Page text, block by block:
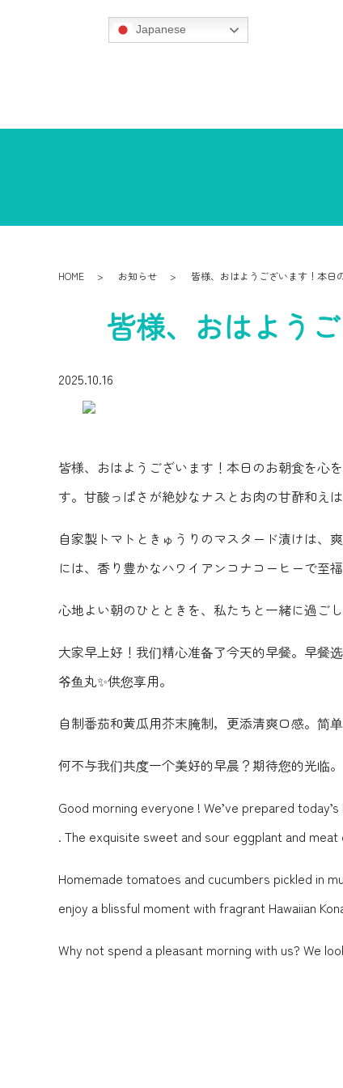
Japanese
HOME お知らせ 皆様、おはようございます！本日
皆様、おはよう
2025.10.16
皆様、おはようございます！本日のお朝食を心
す。甘酸っぱさが絶妙なナスとお肉の甘酢和え
自家製トマトときゅうりのマスタード漬けは、
には、香り豊かなハワイアンコナコーヒーで至福
心地よい朝のひとときを、私たちと一緒に過ご
大家早上好！我们精心准备了今天的早餐️。早餐
爷鱼丸✨供您享用。
自制番茄和黄瓜用芥末腌制，更添清爽口感。简
何不与我们共度一个美好的早晨？期待您的光临。
Good morning everyone ! We’ve prepared
. The exquisite sweet and sour eggplant and
Homemade tomatoes and cucumbers pickled in
enjoy a blissful moment with fragrant Hawaiian
Why not spend a pleasant morning with us? We